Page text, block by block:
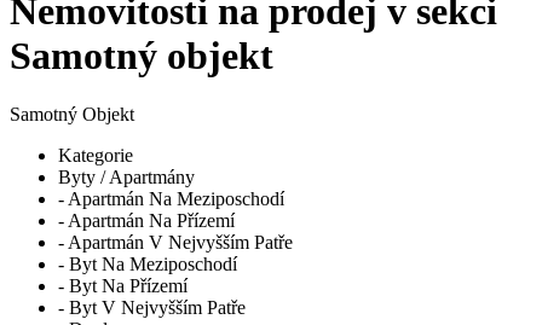
Nemovitosti na prodej v sekci
Samotný objekt
Samotný Objekt
Kategorie
Byty / Apartmány
- Apartmán Na Meziposchodí
- Apartmán Na Přízemí
- Apartmán V Nejvyšším Patře
- Byt Na Meziposchodí
- Byt Na Přízemí
- Byt V Nejvyšším Patře